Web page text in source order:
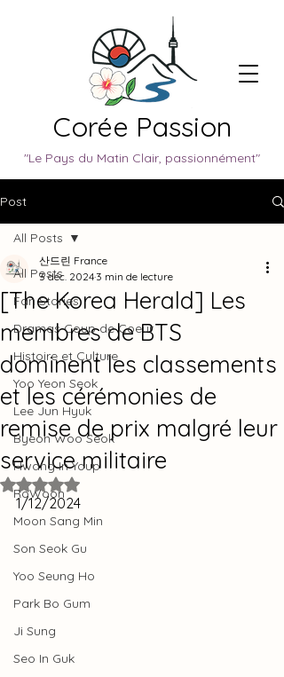
Corée Passion
"Le Pays du Matin Clair, passionnément"
Post
All Posts
Fan Stories
Dramas Coup de Coeur
Histoire et Culture
Yoo Yeon Seok
Lee Jun Hyuk
Byeon Woo Seok
Hwang In Youp
RoWoon
Moon Sang Min
Son Seok Gu
Yoo Seung Ho
Park Bo Gum
Ji Sung
Seo In Guk
All Posts
[The Korea Herald] Les
membres de BTS
dominent les classements
et les cérémonies de
remise de prix malgré leur
service militaire
산드린 France
3 déc. 2024 3 min de lecture
Noté NaN étoiles sur 5.
1/12/2024